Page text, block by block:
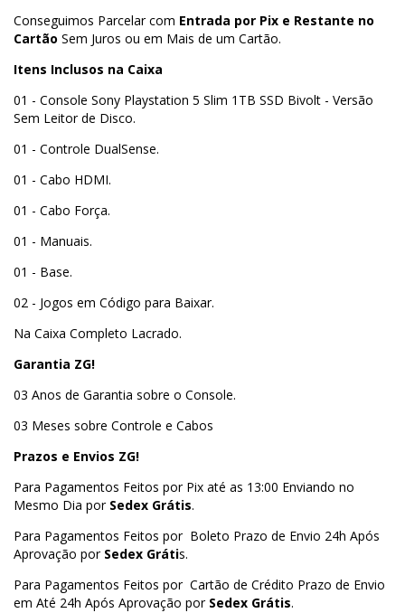
Conseguimos Parcelar com Entrada por Pix e Restante no
Cartão Sem Juros ou em Mais de um Cartão.
Itens Inclusos na Caixa
01 - Console Sony Playstation 5 Slim 1TB SSD Bivolt - Versão
Sem Leitor de Disco.
01 - Controle DualSense.
01 - Cabo HDMI.
01 - Cabo Força.
01 - Manuais.
01 - Base.
02 - Jogos em Código para Baixar.
Na Caixa Completo Lacrado.
Garantia ZG!
03 Anos de Garantia sobre o Console.
03 Meses sobre Controle e Cabos
Prazos e Envios ZG!
Para Pagamentos Feitos por Pix até as 13:00 Enviando no
Mesmo Dia por Sedex Grátis.
Para Pagamentos Feitos por Boleto Prazo de Envio 24h Após
Aprovação por Sedex Grátis.
Para Pagamentos Feitos por Cartão de Crédito Prazo de Envio
em Até 24h Após Aprovação por Sedex Grátis.